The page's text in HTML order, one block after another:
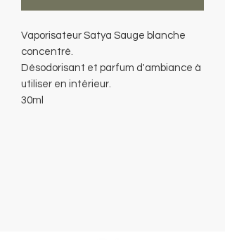
Vaporisateur Satya Sauge blanche
concentré.
Désodorisant et parfum d'ambiance à
utiliser en intérieur.
30ml